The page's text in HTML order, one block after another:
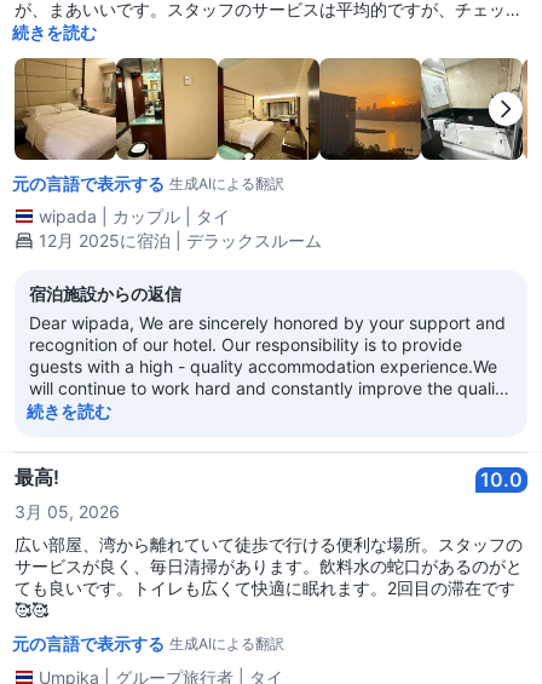
が、まあいいです。スタッフのサービスは平均的ですが、チェック
イン前後に荷物を預けることができるのが良い点です。ホテルは毎
続きを読む
元の言語で表示する 生成AIによる翻訳
wipada カップル
タイ
12月 2025に宿泊 | デラックスルーム
宿泊施設からの返信
Dear wipada, We are sincerely honored by your support and
recognition of our hotel. Our responsibility is to provide
guests with a high - quality accommodation experience.We
will continue to work hard and constantly improve the quality
of our services. We look forward to having more
続きを読む
最高! 10.0
3月 05, 2026
広い部屋、湾から離れていて徒歩で行ける便利な場所。スタッフの
サービスが良く、毎日清掃があります。飲料水の蛇口があるのがと
ても良いです。トイレも広くて快適に眠れます。2回目の滞在です
🥰🥰
元の言語で表示する 生成AIによる翻訳
Umpika グループ旅行者
タイ